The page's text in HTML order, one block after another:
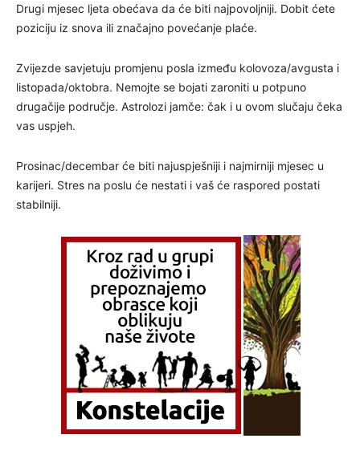
Drugi mjesec ljeta obećava da će biti najpovoljniji. Dobit ćete
poziciju iz snova ili značajno povećanje plaće.
Zvijezde savjetuju promjenu posla između kolovoza/avgusta i
listopada/oktobra. Nemojte se bojati zaroniti u potpuno
drugačije područje. Astrolozi jamče: čak i u ovom slučaju čeka
vas uspjeh.
Prosinac/decembar će biti najuspješniji i najmirniji mjesec u
karijeri. Stres na poslu će nestati i vaš će raspored postati
stabilniji.